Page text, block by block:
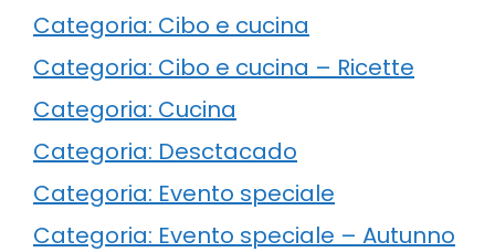
Categoria: Cibo e cucina
Categoria: Cibo e cucina – Ricette
Categoria: Cucina
Categoria: Desctacado
Categoria: Evento speciale
Categoria: Evento speciale – Autunno